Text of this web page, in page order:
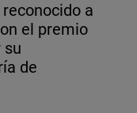
a
el premio
su
de